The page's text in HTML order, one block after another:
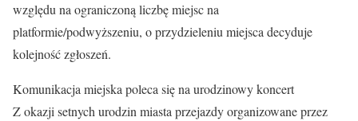
względu na ograniczoną liczbę miejsc na
platformie/podwyższeniu, o przydzieleniu miejsca decyduje
kolejność zgłoszeń.
Komunikacja miejska poleca się na urodzinowy koncert
Z okazji setnych urodzin miasta przejazdy organizowane przez